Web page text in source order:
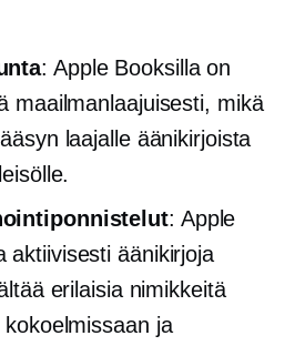
: Apple Booksilla on
maailmanlaajuisesti, mikä
laajalle äänikirjoista
: Apple
aktiivisesti äänikirjoja
erilaisia ​​nimikkeitä
ja